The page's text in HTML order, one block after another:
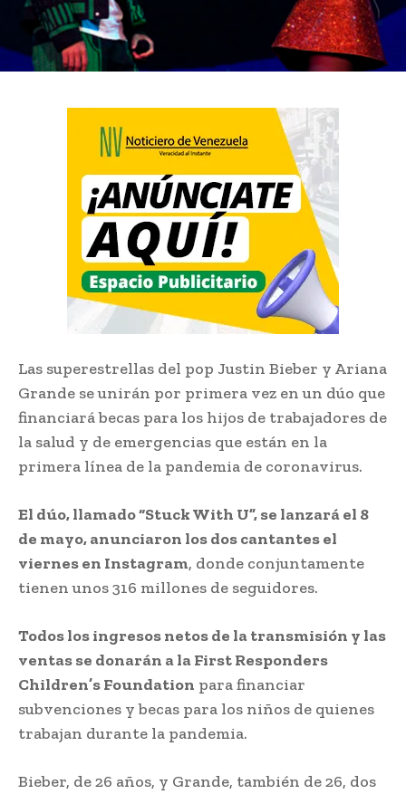
Las superestrellas del pop Justin Bieber y Ariana
Grande se unirán por primera vez en un dúo que
financiará becas para los hijos de trabajadores de
la salud y de emergencias que están en la
primera línea de la pandemia de coronavirus.
El dúo, llamado “Stuck With U”, se lanzará el 8
de mayo, anunciaron los dos cantantes el
viernes en Instagram, donde conjuntamente
tienen unos 316 millones de seguidores.
Todos los ingresos netos de la transmisión y las
ventas se donarán a la First Responders
Children’s Foundation para financiar
subvenciones y becas para los niños de quienes
trabajan durante la pandemia.
Bieber, de 26 años, y Grande, también de 26, dos